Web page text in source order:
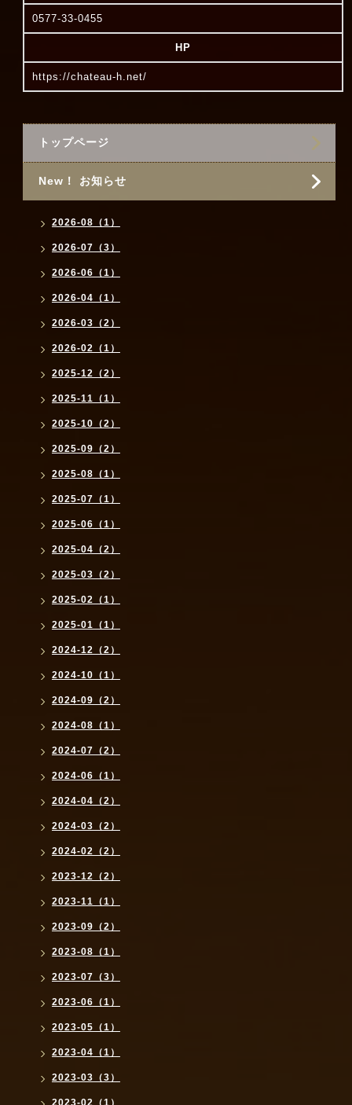
0577-33-0455
HP
https://chateau-h.net/
トップページ
New！ お知らせ
2026-08（1）
2026-07（3）
2026-06（1）
2026-04（1）
2026-03（2）
2026-02（1）
2025-12（2）
2025-11（1）
2025-10（2）
2025-09（2）
2025-08（1）
2025-07（1）
2025-06（1）
2025-04（2）
2025-03（2）
2025-02（1）
2025-01（1）
2024-12（2）
2024-10（1）
2024-09（2）
2024-08（1）
2024-07（2）
2024-06（1）
2024-04（2）
2024-03（2）
2024-02（2）
2023-12（2）
2023-11（1）
2023-09（2）
2023-08（1）
2023-07（3）
2023-06（1）
2023-05（1）
2023-04（1）
2023-03（3）
2023-02（1）